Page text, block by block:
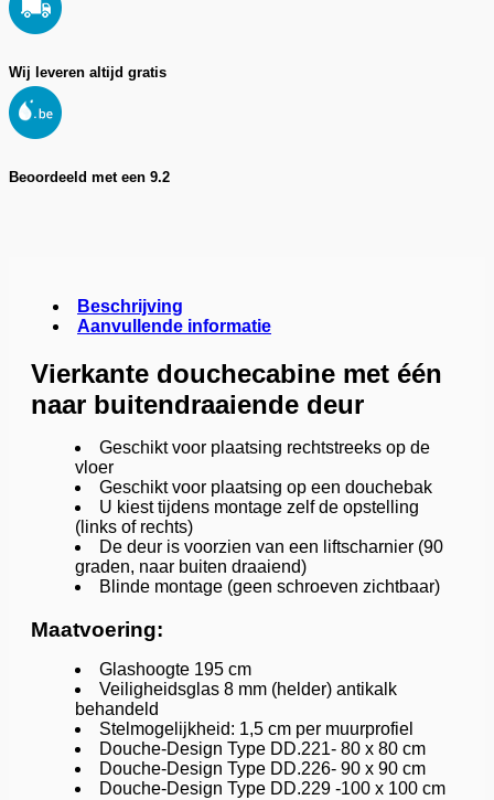
Wij leveren altijd gratis
Beoordeeld met een 9.2
Beschrijving
Aanvullende informatie
Vierkante douchecabine met één
naar buitendraaiende deur
Geschikt voor plaatsing rechtstreeks op de
vloer
Geschikt voor plaatsing op een douchebak
U kiest tijdens montage zelf de opstelling
(links of rechts)
De deur is voorzien van een liftscharnier (90
graden, naar buiten draaiend)
Blinde montage (geen schroeven zichtbaar)
Maatvoering:
Glashoogte 195 cm
Veiligheidsglas 8 mm (helder) antikalk
behandeld
Stelmogelijkheid: 1,5 cm per muurprofiel
Douche-Design Type DD.221- 80 x 80 cm
Douche-Design Type DD.226- 90 x 90 cm
Douche-Design Type DD.229 -100 x 100 cm